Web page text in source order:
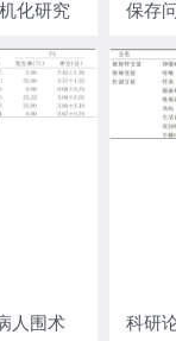
化研究
保存
人围术
科研